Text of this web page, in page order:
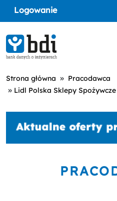
Logowanie
Strona główna » Pracodawca
» Lidl Polska Sklepy Spożywcze